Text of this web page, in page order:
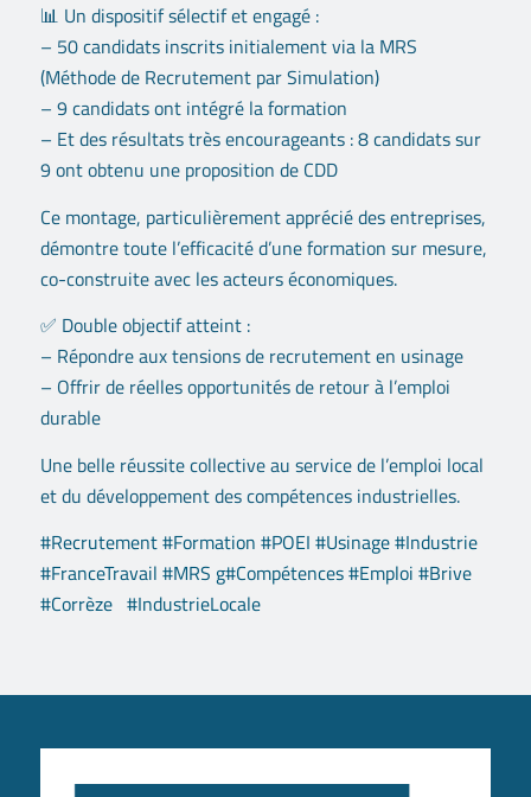
📊 Un dispositif sélectif et engagé :
– 50 candidats inscrits initialement via la MRS
(Méthode de Recrutement par Simulation)
– 9 candidats ont intégré la formation
– Et des résultats très encourageants : 8 candidats sur
9 ont obtenu une proposition de CDD
Ce montage, particulièrement apprécié des entreprises,
démontre toute l’efficacité d’une formation sur mesure,
co-construite avec les acteurs économiques.
✅ Double objectif atteint :
– Répondre aux tensions de recrutement en usinage
– Offrir de réelles opportunités de retour à l’emploi
durable
Une belle réussite collective au service de l’emploi local
et du développement des compétences industrielles.
#Recrutement#Formation #POEI #Usinage#Industrie
#FranceTravail #MRS g#Compétences#Emploi #Brive
#Corrèze #IndustrieLocale